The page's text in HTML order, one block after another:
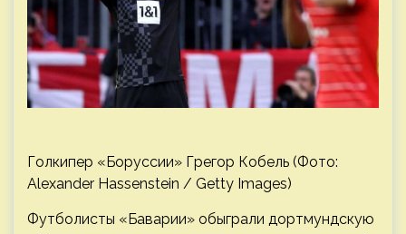
Голкипер «Боруссии» Грегор Кобель (Фото:
Alexander Hassenstein / Getty Images)
Футболисты «Баварии» обыграли дортмундскую